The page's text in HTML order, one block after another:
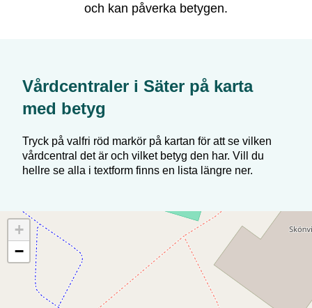
och kan påverka betygen.
Vårdcentraler i Säter på karta
med betyg
Tryck på valfri röd markör på kartan för att se vilken
vårdcentral det är och vilket betyg den har. Vill du
hellre se alla i textform finns en lista längre ner.
+
−